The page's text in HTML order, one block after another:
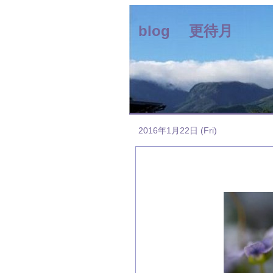
blog 更待月
2016年1月22日 (Fri)